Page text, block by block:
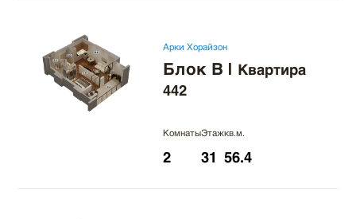
Арки Хорайзон
Блок B
Квартира
442
Комнаты
2
Этаж
31
кв.м.
56.4